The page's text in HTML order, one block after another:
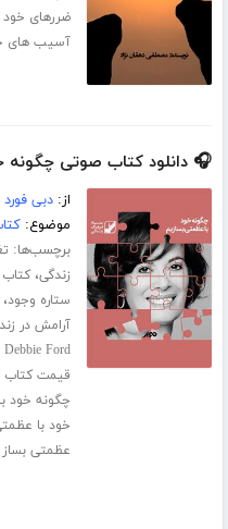
ضررهای خود
آسیب های
🎧 دانلود کتاب صوتی چگونه
از:دبی فورد
موضوع:
برچسب‌ها:
زندگی،
ستاره وجود،
آرامش در
Debbie Ford
قیمت کتاب
چگونه خود
خود با
عظمتی